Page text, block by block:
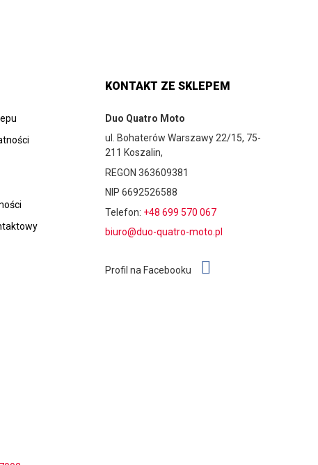
KONTAKT ZE SKLEPEM
Duo Quatro Moto
ul. Bohaterów Warszawy 22/15, 75-
211 Koszalin,
REGON 363609381
NIP 6692526588
Telefon: +48 699 570 067
biuro@duo-quatro-moto.pl
Profil na Facebooku